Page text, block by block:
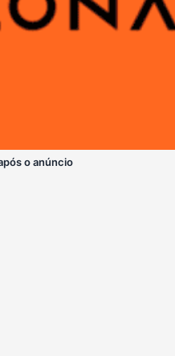
o anúncio